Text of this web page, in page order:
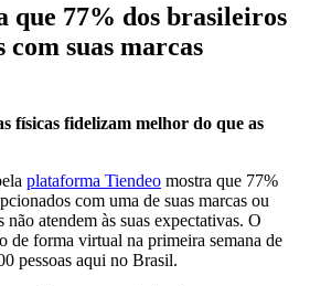
que 77% dos brasileiros
suas marcas
físicas fidelizam melhor do que as
plataforma Tiendeo mostra que 77%
com uma de suas marcas ou
atendem às suas expectativas. O
de forma virtual na primeira semana de
pessoas aqui no Brasil.